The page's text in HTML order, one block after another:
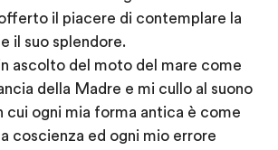
il piacere di contemplare la
il suo splendore.
ascolto del moto del mare come
della Madre e mi cullo al suono
cui ogni mia forma antica è come
coscienza ed ogni mio errore